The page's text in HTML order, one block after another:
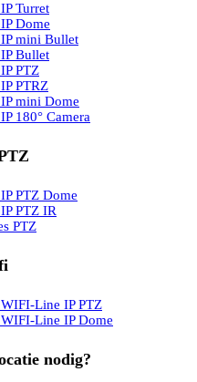
Turret
Dome
mini Bullet
Bullet
PTZ
PTRZ
mini Dome
180° Camera
PTZ Dome
PTZ IR
PTZ
Line IP PTZ
Line IP Dome
nodig?